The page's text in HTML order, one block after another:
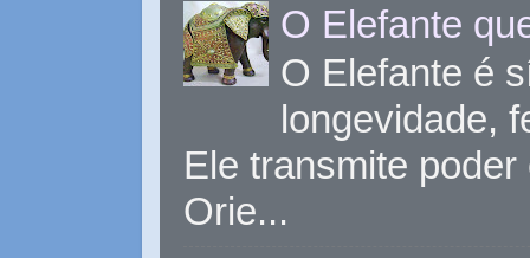
O Elefante
O Elefante é
longevidade,
Ele transmite
Orie...